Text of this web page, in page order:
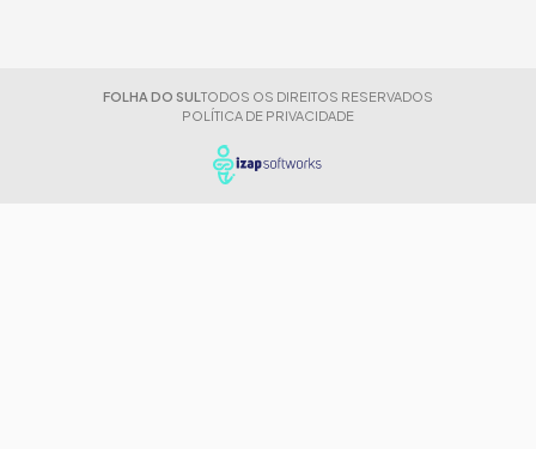
FOLHA DO SUL TODOS OS DIREITOS RESERVADOS
POLÍTICA DE PRIVACIDADE